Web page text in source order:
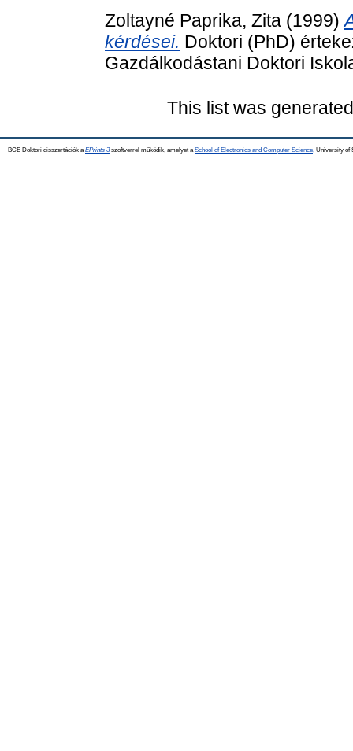
Zoltayné Paprika, Zita (1999)
kérdései. Doktori (PhD)
Gazdálkodástani Doktori
This list was
BCE Doktori disszertációk a EPrints 3szoftverrel működik, amelyet a School of Electronics and Computer Science, University of